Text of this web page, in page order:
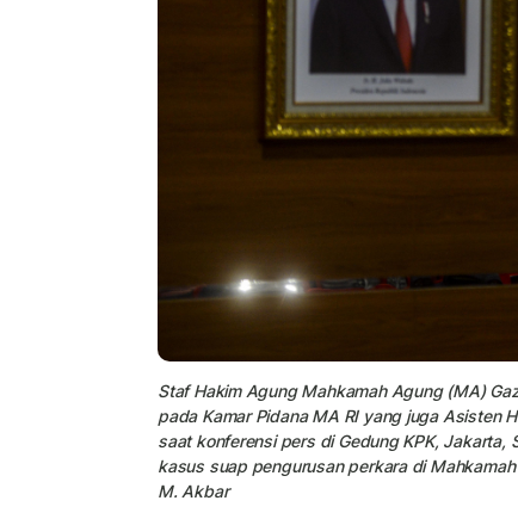
Staf Hakim Agung Mahkamah Agung (MA)
pada Kamar Pidana MA RI yang juga Asisten
saat konferensi pers di Gedung KPK,
kasus suap pengurusan perkara di
M. Akbar